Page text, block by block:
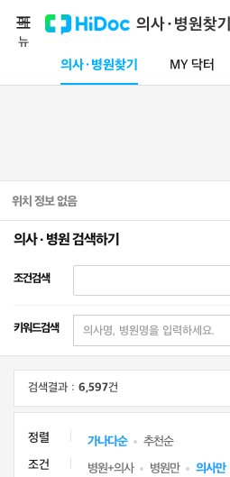
의사·병원찾기
의사·병원찾기 MY 닥터
메
뉴
위치 정보 없음
의사 · 병원 검색하기
조건검색
키워드검색
검색결과 : 6,597건
정렬 가나다순
추천순
조건
병원+의사 병원만
의사만